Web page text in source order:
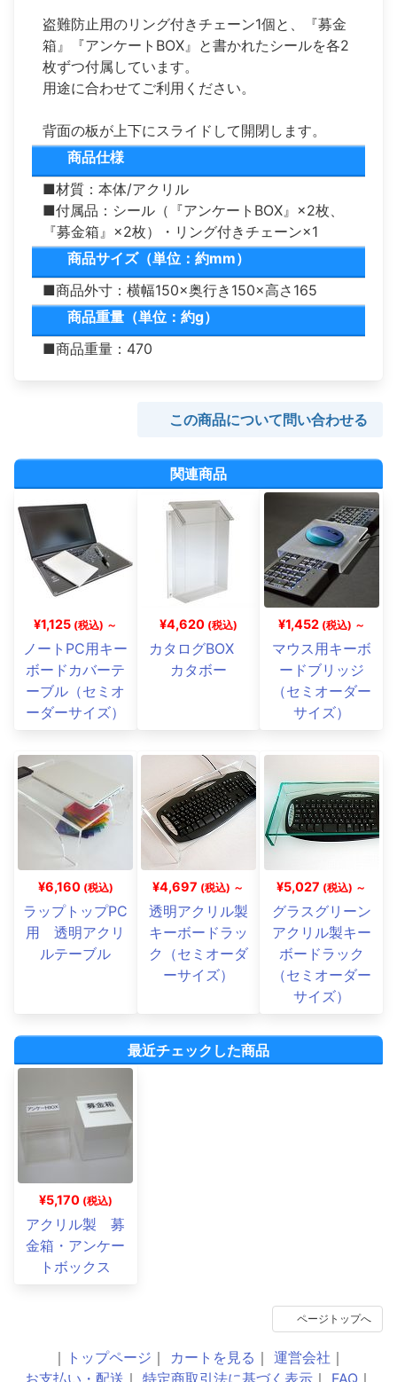
盗難防止用のリング付きチェーン1個と、『募金
箱』『アンケートBOX』と書かれたシールを各2
枚ずつ付属しています。
用途に合わせてご利用ください。
背面の板が上下にスライドして開閉します。
商品仕様
■材質：本体/アクリル
■付属品：シール（『アンケートBOX』×2枚、
『募金箱』×2枚）・リング付きチェーン×1
商品サイズ（単位：約mm）
■商品外寸：横幅150×奥行き150×高さ165
商品重量（単位：約g）
■商品重量：470
この商品について問い合わせる
関連商品
¥1,125 (税込) ～
ノートPC用キー
ボードカバーテ
ーブル（セミオ
ーダーサイズ）
¥4,620 (税込)
カタログBOX
カタボー
¥1,452 (税込) ～
マウス用キーボ
ードブリッジ
（セミオーダー
サイズ）
¥6,160 (税込)
ラップトップPC
用 透明アクリ
ルテーブル
¥4,697 (税込) ～
透明アクリル製
キーボードラッ
ク（セミオーダ
ーサイズ）
¥5,027 (税込) ～
グラスグリーン
アクリル製キー
ボードラック
（セミオーダー
サイズ）
最近チェックした商品
¥5,170 (税込)
アクリル製 募
金箱・アンケー
トボックス
ページトップへ
｜ トップページ ｜ カートを見る ｜ 運営会社 ｜